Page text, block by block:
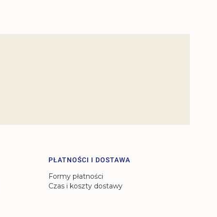
PŁATNOŚCI I DOSTAWA
Formy płatności
Czas i koszty dostawy